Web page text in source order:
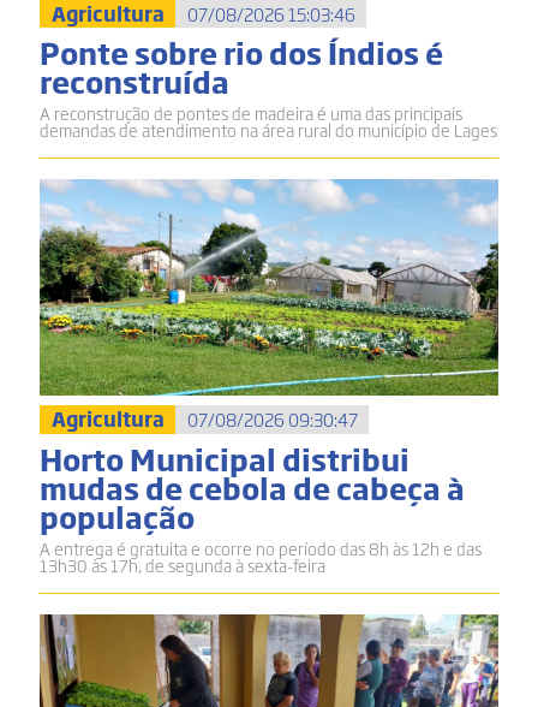
Agricultura 07/08/2026 15:03:46
Ponte sobre rio dos Índios é
reconstruída
A reconstrução de pontes de madeira é uma das principais
demandas de atendimento na área rural do município de Lages
Agricultura 07/08/2026 09:30:47
Horto Municipal distribui
mudas de cebola de cabeça à
população
A entrega é gratuita e ocorre no período das 8h às 12h e das
13h30 às 17h, de segunda à sexta-feira